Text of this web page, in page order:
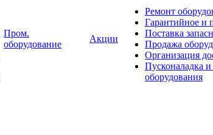
Пром.
оборудование
Акции
Ремонт
Гарантийное и
Поставка
Продажа
Организация
Пусконаладка
оборудования